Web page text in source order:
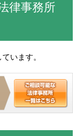
律事務所
います。